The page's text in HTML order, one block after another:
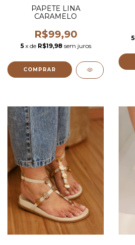
PAPETE LINA
CARAMELO
R$99,90
5 x de R$19,98 sem juros
COMPRAR
5